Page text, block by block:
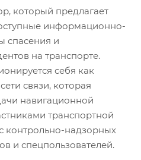
который предлагает
информационно-
спасения и
на транспорте.
себя как
связи, которая
навигационной
транспортной
контрольно-надзорных
и спецпользователей.